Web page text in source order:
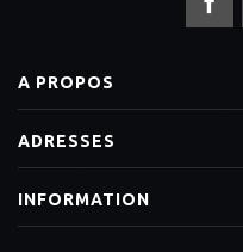
A PROPOS
ADRESSES
INFORMATION